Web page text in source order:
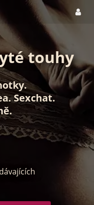
touhy
.
.Sexchat.
.